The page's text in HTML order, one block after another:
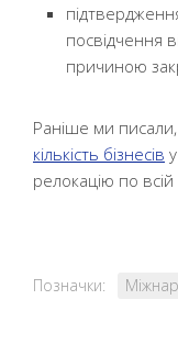
посвідчення
причиною
Раніше ми писали,
кількість бізнесів
релокацію по всій
Позначки: